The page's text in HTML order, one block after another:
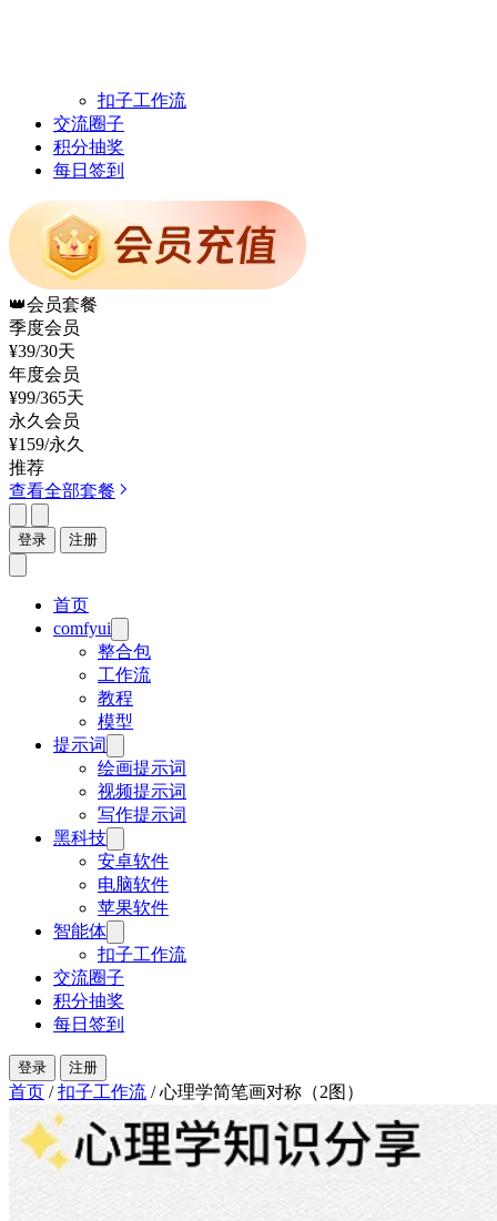
扣子工作流
交流圈子
积分抽奖
每日签到
👑会员套餐
季度会员
¥39/30天
年度会员
¥99/365天
永久会员
¥159/永久
推荐
查看全部套餐
登录 注册
首页
comfyui
整合包
工作流
教程
模型
提示词
绘画提示词
视频提示词
写作提示词
黑科技
安卓软件
电脑软件
苹果软件
智能体
扣子工作流
交流圈子
积分抽奖
每日签到
登录 注册
首页 / 扣子工作流 / 心理学简笔画对称（2图）